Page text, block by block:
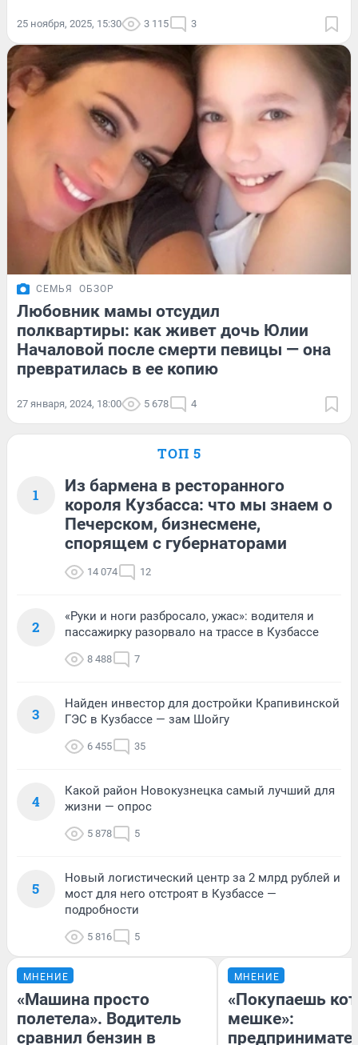
25 ноября, 2025, 15:30 3 115 3
СЕМЬЯ ОБЗОР
Любовник мамы отсудил
полквартиры: как живет дочь Юлии
Началовой после смерти певицы — она
превратилась в ее копию
27 января, 2024, 18:00 5 678 4
ТОП 5
1
Из бармена в ресторанного
короля Кузбасса: что мы знаем о
Печерском, бизнесмене,
спорящем с губернаторами
14 074 12
2
«Руки и ноги разбросало, ужас»: водителя и
пассажирку разорвало на трассе в Кузбассе
8 488 7
3
Найден инвестор для достройки Крапивинской
ГЭС в Кузбассе — зам Шойгу
6 455 35
4
Какой район Новокузнецка самый лучший для
жизни — опрос
5 878 5
5
Новый логистический центр за 2 млрд рублей и
мост для него отстроят в Кузбассе —
подробности
5 816 5
МНЕНИЕ
«Машина просто
полетела». Водитель
сравнил бензин в
МНЕНИЕ
«Покупаешь
мешке»: